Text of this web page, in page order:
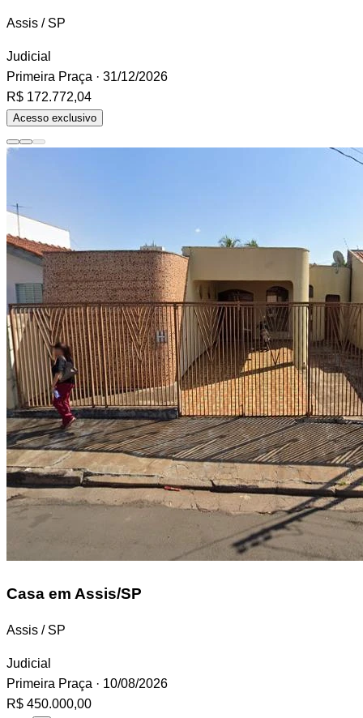
Assis / SP
Judicial
Primeira Praça · 31/12/2026
R$ 172.772,04
Acesso exclusivo
Casa em Assis/SP
Assis / SP
Judicial
Primeira Praça · 10/08/2026
R$ 450.000,00